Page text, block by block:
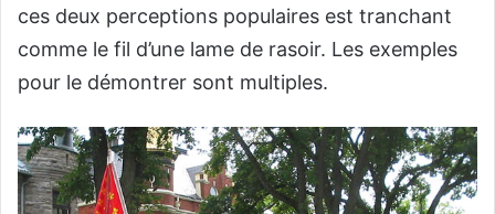
ces deux perceptions populaires est tranchant
comme le fil d’une lame de rasoir. Les exemples
pour le démontrer sont multiples.